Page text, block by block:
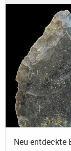
Neu entdeckte